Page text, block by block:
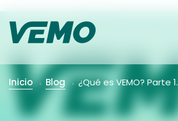
Inicio Blog ¿Qué es VEMO? Parte 1.